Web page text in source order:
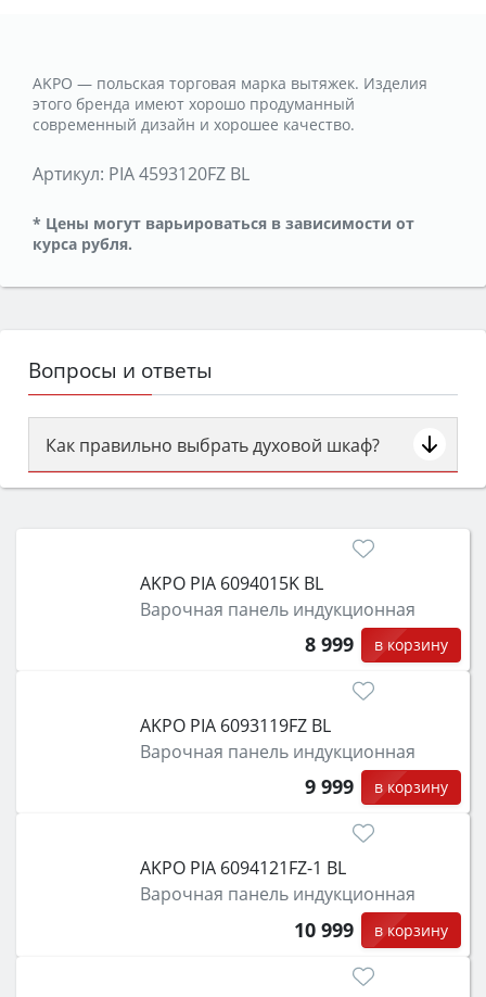
AKPO — польская торговая марка вытяжек. Изделия
этого бренда имеют хорошо продуманный
современный дизайн и хорошее качество.
Артикул: PIA 4593120FZ BL
* Цены могут варьироваться в зависимости от
курса рубля.
Вопросы и ответы
Как правильно выбрать духовой шкаф?
Сначала определитесь с типом (газовый или
затем смотрите на объём 50–70 л для семьи,
функции (конвекция, гриль, самоочистка,
защита от детей).
AKPO PIA 6094015K BL
Варочная панель индукционная
8 999 в корзину
AKPO PIA 6093119FZ BL
Варочная панель индукционная
9 999 в корзину
AKPO PIA 6094121FZ-1 BL
Варочная панель индукционная
10 999 в корзину